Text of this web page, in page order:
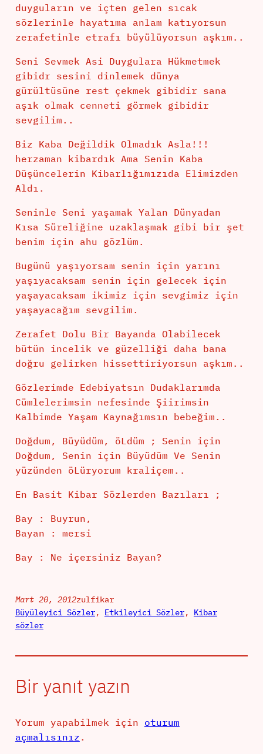
duyguların ve içten gelen sıcak
sözlerinle hayatıma anlam katıyorsun
zerafetinle etrafı büyülüyorsun aşkım..
Seni Sevmek Asi Duygulara Hükmetmek
gibidr sesini dinlemek dünya
gürültüsüne rest çekmek gibidir sana
aşık olmak cenneti görmek gibidir
sevgilim..
Biz Kaba Değildik Olmadık Asla!!!
herzaman kibardık Ama Senin Kaba
Düşüncelerin Kibarlığımızıda Elimizden
Aldı.
Seninle Seni yaşamak Yalan Dünyadan
Kısa Süreliğine uzaklaşmak gibi bir şet
benim için ahu gözlüm.
Bugünü yaşıyorsam senin için yarını
yaşıyacaksam senin için gelecek için
yaşayacaksam ikimiz için sevgimiz için
yaşayacağım sevgilim.
Zerafet Dolu Bir Bayanda Olabilecek
bütün incelik ve güzelliği daha bana
doğru gelirken hissettiriyorsun aşkım..
Gözlerimde Edebiyatsın Dudaklarımda
Cümlelerimsin nefesinde Şiirimsin
Kalbimde Yaşam Kaynağımsın bebeğim..
Doğdum, Büyüdüm, öLdüm ; Senin için
Doğdum, Senin için Büyüdüm Ve Senin
yüzünden öLüryorum kraliçem..
En Basit Kibar Sözlerden Bazıları ;
Bay : Buyrun,
Bayan : mersi
Bay : Ne içersiniz Bayan?
Mart 20, 2012zulfikar
Büyüleyici Sözler, Etkileyici Sözler, Kibar
sözler
Bir yanıt yazın
Yorum yapabilmek için oturum
açmalısınız .